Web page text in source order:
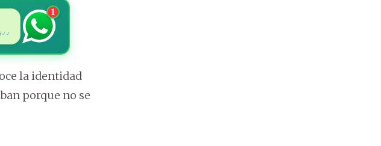
✓✓
1
la identidad
porque no se